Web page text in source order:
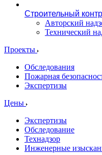
Строительный
Авторский
Технический
Проекты
Обследования
Пожарная
Экспертизы
Цены
Экспертизы
Обследование
Технадзор
Инженерные